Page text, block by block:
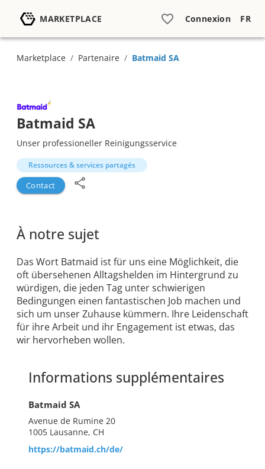
MARKETPLACE Connexion FR
Marketplace / Partenaire / Batmaid SA
Batmaid SA
Unser professioneller Reinigungsservice
Ressources & services partagés
Contact
À notre sujet
Das Wort Batmaid ist für uns eine Möglichkeit, die
oft übersehenen Alltagshelden im Hintergrund zu
würdigen, die jeden Tag unter schwierigen
Bedingungen einen fantastischen Job machen und
sich um unser Zuhause kümmern. Ihre Leidenschaft
für ihre Arbeit und ihr Engagement ist etwas, das
wir hervorheben wollen.
Informations supplémentaires
Batmaid SA
Avenue de Rumine 20
1005 Lausanne, CH
https://batmaid.ch/de/